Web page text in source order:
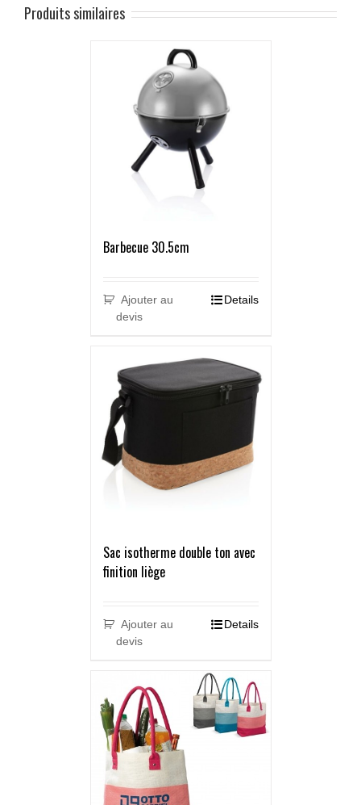
Produits similaires
Barbecue 30.5cm
Ajouter au
devis
Details
Sac isotherme double ton avec
finition liège
Ajouter au
devis
Details